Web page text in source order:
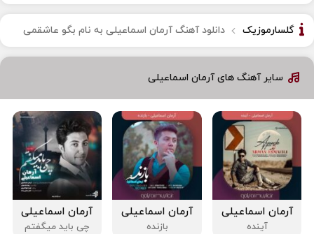
گلسارموزیک دانلود آهنگ آرمان اسماعیلی به نام بگو عاشقمی
سایر آهنگ های آرمان اسماعیلی
آرمان اسماعیلی
آینده
آرمان اسماعیلی
بازنده
آرمان اسماعیلی
چی باید میگفتم